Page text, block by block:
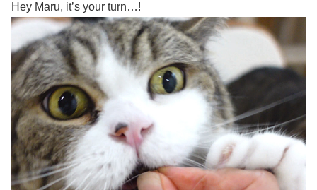
Hey Maru, it’s your turn…!